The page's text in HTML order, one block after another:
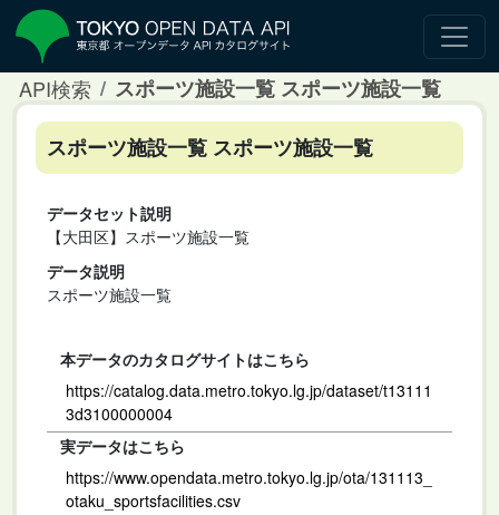
API検索 スポーツ施設一覧 スポーツ施設一覧
スポーツ施設一覧 スポーツ施設一覧
データセット説明
【大田区】スポーツ施設一覧
データ説明
スポーツ施設一覧
本データのカタログサイトはこちら
https://catalog.data.metro.tokyo.lg.jp/dataset/t13111
3d3100000004
実データはこちら
https://www.opendata.metro.tokyo.lg.jp/ota/131113_
otaku_sportsfacilities.csv